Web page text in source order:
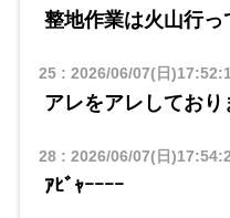
整地作業は火山行
25: 2026/06/07(日
アレをアレしており
28: 2026/06/07(日
ｱﾋﾞｬｰｰｰｰ